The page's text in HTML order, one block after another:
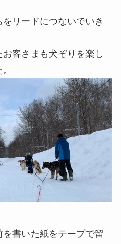
リードにつないでいき
客さまも犬ぞりを楽し
書いた紙をテープで留